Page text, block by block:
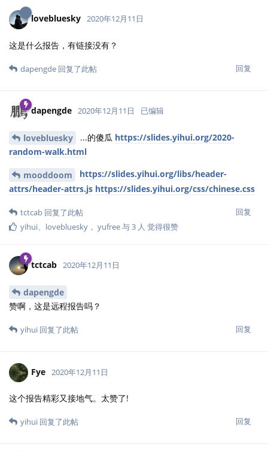
lovebluesky 2020年12月11日
这是什么报告，有链接没有？
回复
dapengde 回复了此帖
dapengde 2020年12月11日 已编辑
lovebluesky ...的傻瓜 https://slides.yihui.org/2020-
random-walk.html
mooddoom
https://slides.yihui.org/libs/header-
attrs/header-attrs.js https://slides.yihui.org/css/chinese.css
回复
tctcab 回复了此帖
yihui、 lovebluesky ， yufree与3 人 觉得很赞
tctcab 2020年12月11日
dapengde
赞啊，这是远程报告吗？
回复
yihui 回复了此帖
Fye 2020年12月11日
这个报告精彩又接地气。太赞了!
回复
yihui 回复了此帖